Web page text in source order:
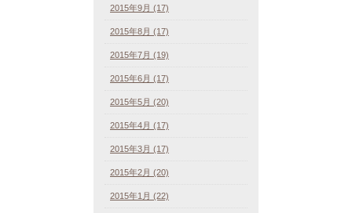
2015年9月 (17)
2015年8月 (17)
2015年7月 (19)
2015年6月 (17)
2015年5月 (20)
2015年4月 (17)
2015年3月 (17)
2015年2月 (20)
2015年1月 (22)